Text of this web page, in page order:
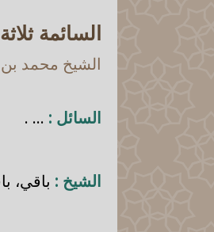
السائمة
الشيخ محمد بن
السائل : ... .
الشيخ : باقي،